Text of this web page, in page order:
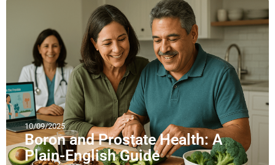
10/09/2025
Boron and Prostate Health: A
Plain-English Guide